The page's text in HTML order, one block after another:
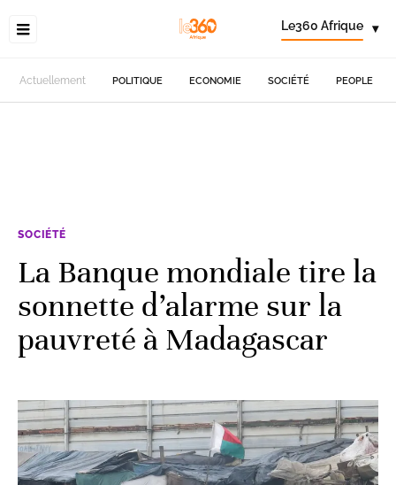
Le360 Afrique ▾
Actuellement POLITIQUE ECONOMIE SOCIÉTÉ PEOPLE
SOCIÉTÉ
La Banque mondiale tire la
sonnette d’alarme sur la
pauvreté à Madagascar